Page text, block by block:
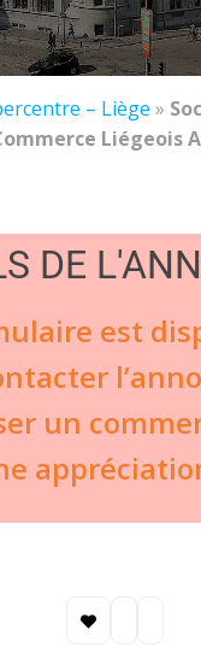
– Liège »
Liégeois
DE
est
un